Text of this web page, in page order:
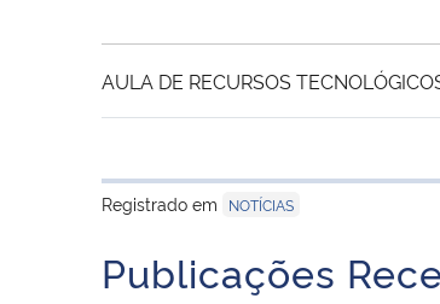
AULA DE RECURSOS
Registrado em
NOTÍCIAS
Publicações